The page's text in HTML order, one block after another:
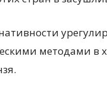
методами в